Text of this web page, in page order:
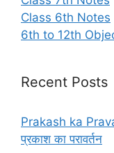
Class 6th Notes
6th to 12th
Recent Posts
Prakash ka
प्रकाश का परावर्तन